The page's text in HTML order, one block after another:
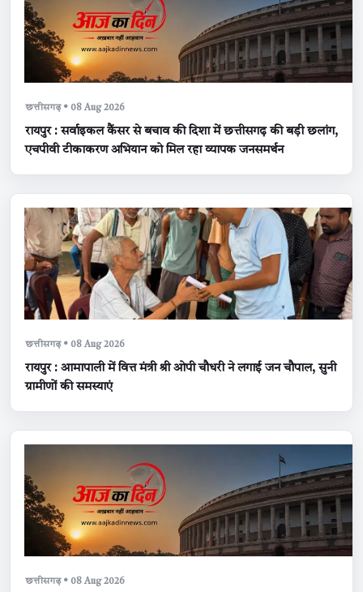
छत्तीसगढ़ • 08 Aug 2026
रायपुर : सर्वाइकल कैंसर से बचाव की दिशा में छत्तीसगढ़ की बड़ी छलांग,
एचपीवी टीकाकरण अभियान को मिल रहा व्यापक जनसमर्थन
छत्तीसगढ़ • 08 Aug 2026
रायपुर : आमापाली में वित्त मंत्री श्री ओपी चौधरी ने लगाई जन चौपाल, सुनी
ग्रामीणों की समस्याएं
छत्तीसगढ़ • 08 Aug 2026